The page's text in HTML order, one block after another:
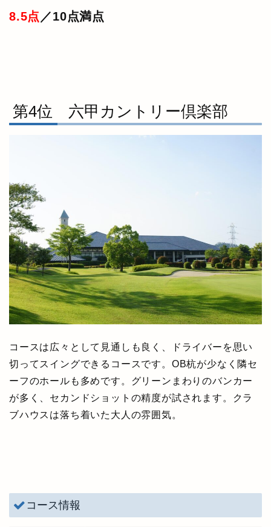
8.5点 ／10点満点
第4位 六甲カントリー倶楽部
コースは広々として見通しも良く、ドライバーを思い
切ってスイングできるコースです。OB杭が少なく隣セ
ーフのホールも多めです。グリーンまわりのバンカー
が多く、セカンドショットの精度が試されます。クラ
ブハウスは落ち着いた大人の雰囲気。
コース情報